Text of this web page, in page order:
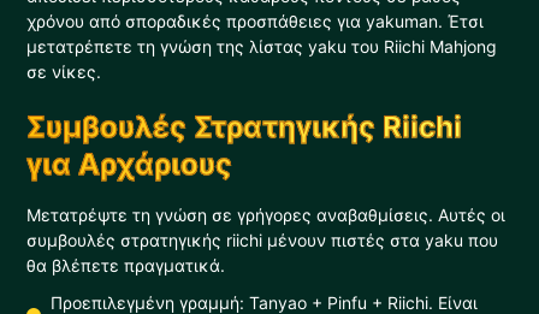
χρόνου από σποραδικές προσπάθειες για yakuman. Έτσι
μετατρέπετε τη γνώση της λίστας yaku του Riichi Mahjong
σε νίκες.
Συμβουλές Στρατηγικής Riichi
για Αρχάριους
Μετατρέψτε τη γνώση σε γρήγορες αναβαθμίσεις. Αυτές οι
συμβουλές στρατηγικής riichi μένουν πιστές στα yaku που
θα βλέπετε πραγματικά.
Προεπιλεγμένη γραμμή: Tanyao + Pinfu + Riichi. Είναι